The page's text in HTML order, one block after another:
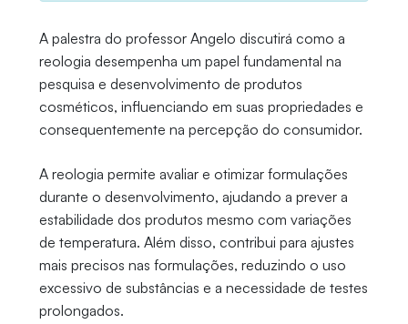
A palestra do professor Angelo discutirá como a
reologia desempenha um papel fundamental na
pesquisa e desenvolvimento de produtos
cosméticos, influenciando em suas propriedades e
consequentemente na percepção do consumidor.
A reologia permite avaliar e otimizar formulações
durante o desenvolvimento, ajudando a prever a
estabilidade dos produtos mesmo com variações
de temperatura. Além disso, contribui para ajustes
mais precisos nas formulações, reduzindo o uso
excessivo de substâncias e a necessidade de testes
prolongados.